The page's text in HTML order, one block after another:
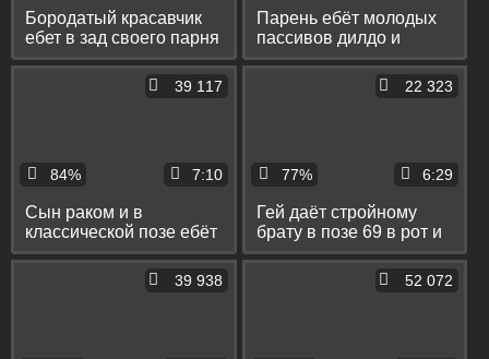
Бородатый красавчик
ебет в зад своего парня
и кончает ему в рот
Парень ебёт молодых
пассивов дилдо и
членом и даёт им в рот
84%
39 117
7:10
Сын раком и в
классической позе ебёт
зрелого отца до стонов
77%
22 323
6:29
Гей даёт стройному
брату в позе 69 в рот и
ебёт его в позе
39 938 52 072